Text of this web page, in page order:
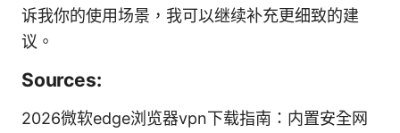
诉我你的使用场景，我可以继续补充更细致的建
议。
Sources:
2026微软edge浏览器vpn下载指南：内置安全网